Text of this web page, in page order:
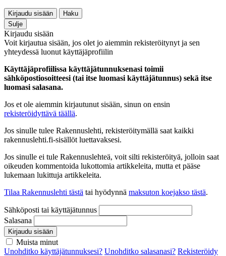
Kirjaudu sisään
Haku
Sulje
Kirjaudu sisään
Voit kirjautua sisään, jos olet jo aiemmin rekisteröitynyt ja sen
yhteydessä luonut käyttäjäprofiilin
Käyttäjäprofiilissa käyttäjätunnuksenasi toimii
sähköpostiosoitteesi (tai itse luomasi käyttäjätunnus) sekä itse
luomasi salasana.
Jos et ole aiemmin kirjautunut sisään, sinun on ensin
rekisteröidyttävä täällä.
Jos sinulle tulee Rakennuslehti, rekisteröitymällä saat kaikki
rakennuslehti.fi-sisällöt luettavaksesi.
Jos sinulle ei tule Rakennuslehteä, voit silti rekisteröityä, jolloin saat
oikeuden kommentoida lukottomia artikkeleita, mutta et pääse
lukemaan lukittuja artikkeleita.
Tilaa Rakennuslehti tästä tai hyödynnä maksuton koejakso tästä.
Sähköposti tai käyttäjätunnus
Salasana
Kirjaudu sisään
Muista minut
Unohditko käyttäjätunnuksesi? Unohditko salasanasi? Rekisteröidy